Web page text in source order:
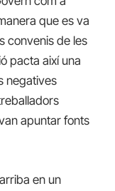
que es va
convenis de les
pacta així una
negatives
apuntar fonts
en un